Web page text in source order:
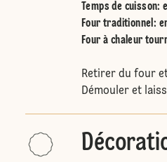
Temps de cuisson:
Four traditionnel :
Four à chaleur
Retirer du four
Démouler et